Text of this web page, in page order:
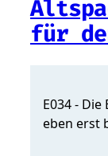
für